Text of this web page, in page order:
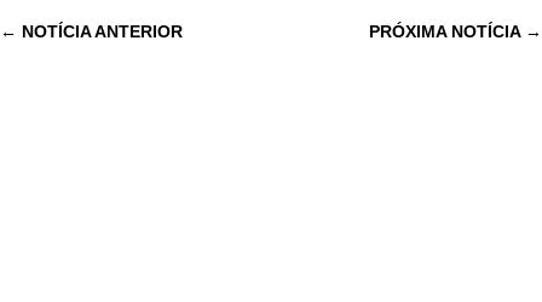
← NOTÍCIA ANTERIOR PRÓXIMA NOTÍCIA→